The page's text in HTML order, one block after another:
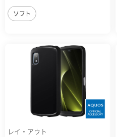
ソフト
レイ・アウト